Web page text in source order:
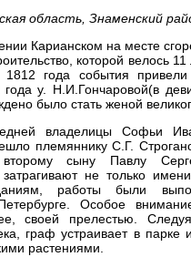
область, Знаменский
Карианском на месте
которой велось
года события
у. Н.И.Гончаровой(в
было стать женой
владелицы Софьи
племяннику С.Г.
сыну Павлу
не только
работы были
Особое
своей прелестью.
граф устраивает в парке
растениями.